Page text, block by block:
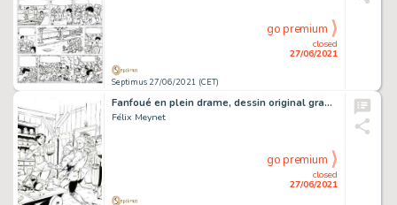
Septimus 27/06/2021 (CET)
closed
27/06/2021
go premium
Fanfoué en plein drame, dessin original grand format Ã …
Félix Meynet
closed
27/06/2021
go premium